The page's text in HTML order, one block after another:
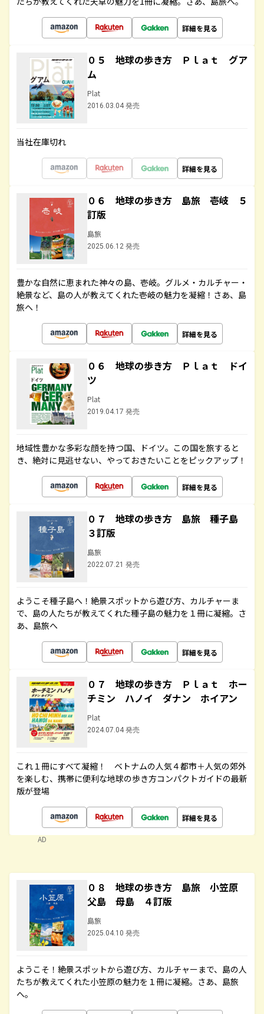
詳細を見る
０５ 地球の歩き方 Ｐｌａｔ グア
ム
Plat
2016.03.04 発売
当社在庫切れ
詳細を見る
０６ 地球の歩き方 島旅 壱岐 ５
訂版
島旅
2025.06.12 発売
豊かな自然に恵まれた神々の島、壱岐。グルメ・カルチャー・
絶景など、島の人が教えてくれた壱岐の魅力を凝縮！さあ、島
旅へ！
詳細を見る
０６ 地球の歩き方 Ｐｌａｔ ドイ
ツ
Plat
2019.04.17 発売
地域性豊かな多彩な顔を持つ国、ドイツ。この国を旅すると
き、絶対に見逃せない、やっておきたいことをピックアップ！
詳細を見る
０７ 地球の歩き方 島旅 種子島
３訂版
島旅
2022.07.21 発売
ようこそ種子島へ！絶景スポットから遊び方、カルチャーま
で、島の人たちが教えてくれた種子島の魅力を１冊に凝縮。さ
あ、島旅へ
詳細を見る
０７ 地球の歩き方 Ｐｌａｔ ホー
チミン ハノイ ダナン ホイアン
Plat
2024.07.04 発売
これ１冊にすべて凝縮！ ベトナムの人気４都市＋人気の郊外
を楽しむ、携帯に便利な地球の歩き方コンパクトガイドの最新
版が登場
詳細を見る
AD
０８ 地球の歩き方 島旅 小笠原
父島 母島 ４訂版
島旅
2025.04.10 発売
ようこそ！絶景スポットから遊び方、カルチャーまで、島の人
たちが教えてくれた小笠原の魅力を１冊に凝縮。さあ、島旅
へ。